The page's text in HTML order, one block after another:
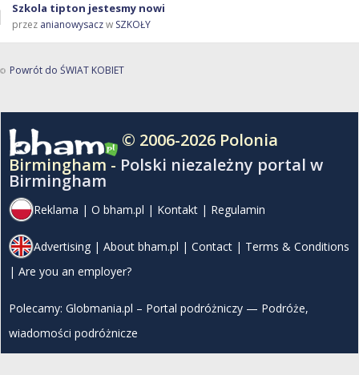
Szkola tipton jestesmy nowi
przez anianowysaczw SZKOŁY
Powrót do ŚWIAT KOBIET
© 2006-2026 Polonia
Birmingham - Polski niezależny portal w
Birmingham
Reklama | O bham.pl | Kontakt | Regulamin
Advertising | About bham.pl | Contact | Terms & Conditions
| Are you an employer?
Polecamy: Globmania.pl – Portal podróżniczy — Podróże,
wiadomości podróżnicze